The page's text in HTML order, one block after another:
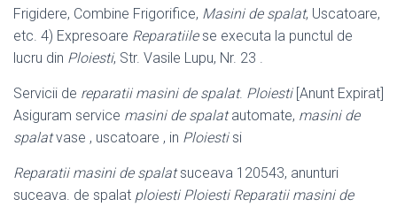
Frigidere, Combine Frigorifice, Masini de spalat, Uscatoare,
etc. 4) Expresoare Reparatiilese executa la punctul de
lucru din Ploiesti, Str. Vasile Lupu, Nr. 23 .
Servicii de reparatii masini de spalat. Ploiesti[Anunt Expirat]
Asiguram service masini de spalatautomate, masini de
spalatvase , uscatoare , in Ploiestisi
Reparatii masini de spalatsuceava 120543, anunturi
suceava. de spalat ploiesti Ploiesti Reparatii masini de